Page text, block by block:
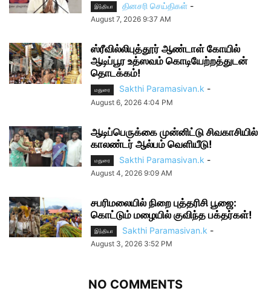
இந்தியா தினசரி செய்திகள் -
August 7, 2026 9:37 AM
ஸ்ரீவில்லிபுத்தூர் ஆண்டாள் கோயில்
ஆடிப்பூர உத்ஸவம் கொடியேற்றத்துடன்
தொடக்கம்!
மதுரை Sakthi Paramasivan.k -
August 6, 2026 4:04 PM
ஆடிப்பெருக்கை முன்னிட்டு சிவகாசியில்
காலண்டர் ஆல்பம் வெளியீடு!
மதுரை Sakthi Paramasivan.k -
August 4, 2026 9:09 AM
சபரிமலையில் நிறை புத்தரிசி பூஜை:
கொட்டும் மழையில் குவிந்த பக்தர்கள்!
இந்தியா Sakthi Paramasivan.k -
August 3, 2026 3:52 PM
NO COMMENTS